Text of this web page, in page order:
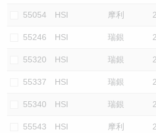
55054 HSI 摩利
55246 HSI 瑞銀
55320 HSI 瑞銀
55337 HSI 瑞銀
55340 HSI 瑞銀
55543 HSI 摩利